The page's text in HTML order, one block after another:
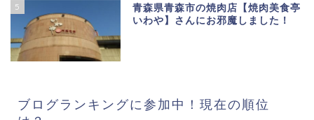
5
青森県青森市の焼肉店【焼肉美食亭
いわや】さんにお邪魔しました！
ブログランキングに参加中！現在の順位